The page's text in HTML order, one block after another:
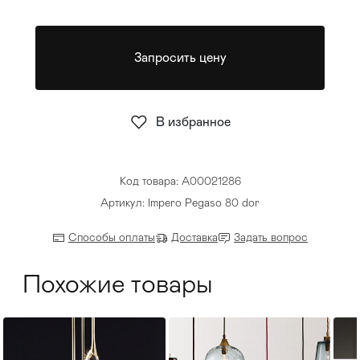
Стулья >
Код товара: A00021286
Артикул: Impero Pegaso 80 dor
Способы оплаты Доставка Задать вопрос
Запросить цену
В избранное
Похожие товары